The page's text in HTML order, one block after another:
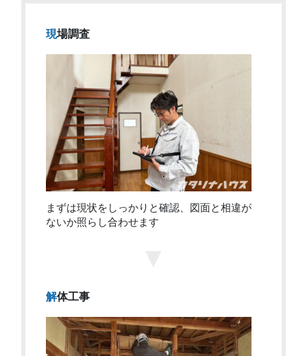
現場調査
まずは現状をしっかりと確認、図面と相違が
ないか照らし合わせます
解体工事